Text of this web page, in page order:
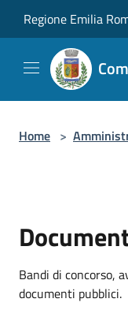
Regione Emilia
Home >
Bandi di concorso,
documenti pubblici.